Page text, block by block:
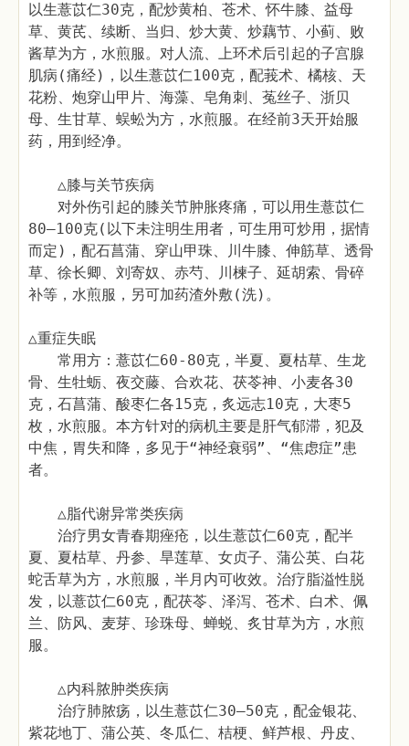
以生薏苡仁30克，配炒黄柏、苍术、怀牛膝、益母
草、黄芪、续断、当归、炒大黄、炒藕节、小蓟、败
酱草为方，水煎服。对人流、上环术后引起的子宫腺
肌病(痛经)，以生薏苡仁100克，配莪术、橘核、天
花粉、炮穿山甲片、海藻、皂角刺、菟丝子、浙贝
母、生甘草、蜈蚣为方，水煎服。在经前3天开始服
药，用到经净。
△膝与关节疾病
对外伤引起的膝关节肿胀疼痛，可以用生薏苡仁
80—100克(以下未注明生用者，可生用可炒用，据情
而定)，配石菖蒲、穿山甲珠、川牛膝、伸筋草、透骨
草、徐长卿、刘寄奴、赤芍、川楝子、延胡索、骨碎
补等，水煎服，另可加药渣外敷(洗)。
△重症失眠
常用方：薏苡仁60-80克，半夏、夏枯草、生龙
骨、生牡蛎、夜交藤、合欢花、茯苓神、小麦各30
克，石菖蒲、酸枣仁各15克，炙远志10克，大枣5
枚，水煎服。本方针对的病机主要是肝气郁滞，犯及
中焦，胃失和降，多见于“神经衰弱”、“焦虑症”患
者。
△脂代谢异常类疾病
治疗男女青春期痤疮，以生薏苡仁60克，配半
夏、夏枯草、丹参、旱莲草、女贞子、蒲公英、白花
蛇舌草为方，水煎服，半月内可收效。治疗脂溢性脱
发，以薏苡仁60克，配茯苓、泽泻、苍术、白术、佩
兰、防风、麦芽、珍珠母、蝉蜕、炙甘草为方，水煎
服。
△内科脓肿类疾病
治疗肺脓疡，以生薏苡仁30—50克，配金银花、
紫花地丁、蒲公英、冬瓜仁、桔梗、鲜芦根、丹皮、